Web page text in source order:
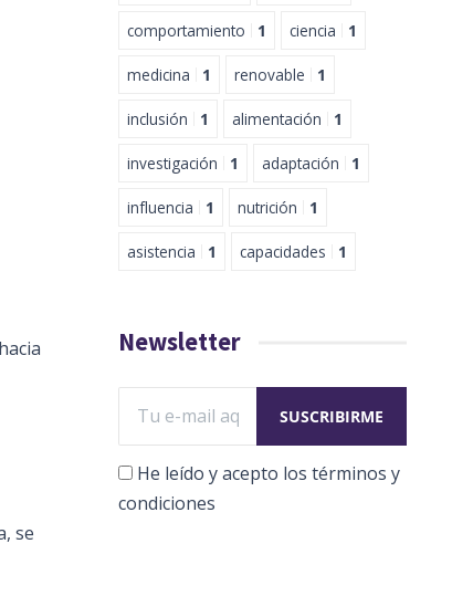
se
comportamiento 1 ciencia 1
medicina 1 renovable 1
inclusión 1 alimentación 1
investigación 1 adaptación 1
influencia 1 nutrición 1
asistencia 1 capacidades 1
Newsletter
He leído y acepto los términos y
condiciones